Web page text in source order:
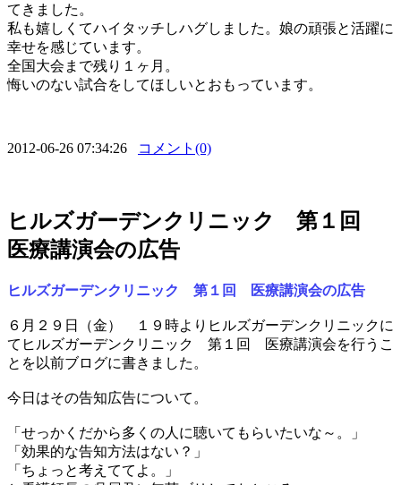
てきました。
私も嬉しくてハイタッチしハグしました。娘の頑張と活躍に
幸せを感じています。
全国大会まで残り１ヶ月。
悔いのない試合をしてほしいとおもっています。
2012-06-26 07:34:26 コメント(0)
ヒルズガーデンクリニック 第１回
医療講演会の広告
ヒルズガーデンクリニック 第１回 医療講演会の広告
６月２９日（金） １９時よりヒルズガーデンクリニックに
てヒルズガーデンクリニック 第１回 医療講演会を行うこ
とを以前ブログに書きました。
今日はその告知広告について。
「せっかくだから多くの人に聴いてもらいたいな～。」
「効果的な告知方法はない？」
「ちょっと考えててよ。」